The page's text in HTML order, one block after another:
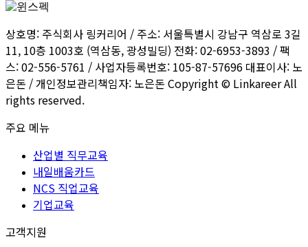
상호명: 주식회사 링커리어 / 주소: 서울특별시 강남구 역삼로 3길
11, 10층 1003호 (역삼동, 광성빌딩) 전화: 02-6953-3893 / 팩
스: 02-556-5761 / 사업자등록번호: 105-87-57696 대표이사: 노
은돈 / 개인정보관리책임자: 노은돈 Copyright © Linkareer All
rights reserved.
주요 메뉴
산업별 직무교육
내일배움카드
NCS 직업교육
기업교육
고객지원